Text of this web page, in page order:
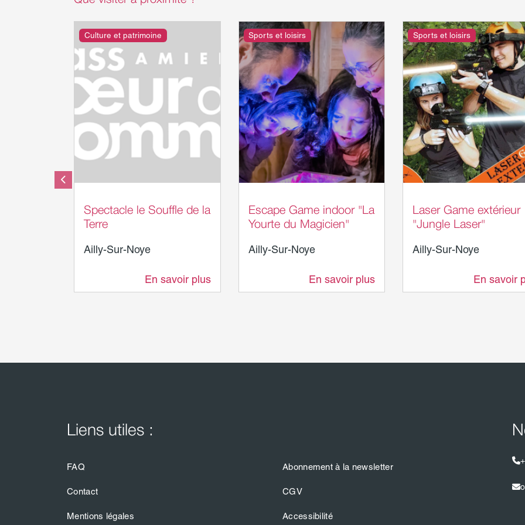
Culture et patrimoine
Spectacle le Souffle de la
Terre
Ailly-Sur-Noye
En savoir plus
Sports et loisirs
Escape Game indoor "La
Yourte du Magicien"
Ailly-Sur-Noye
En savoir plus
Sports et loisirs
Laser Game extérieur
"Jungle Laser"
Ailly-Sur-Noye
En savoir
Liens utiles :
FAQ Abonnement à la newsletter
Contact CGV
Mentions légales Accessibilité